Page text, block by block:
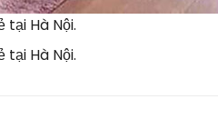
Hà Nội.
Hà Nội.